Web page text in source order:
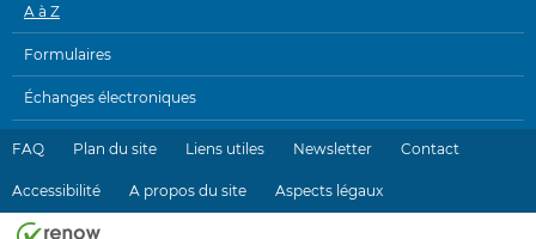
A à Z
Formulaires
Échanges électroniques
FAQ Plan du site Liens utiles Newsletter Contact
Accessibilité A propos du site Aspects légaux